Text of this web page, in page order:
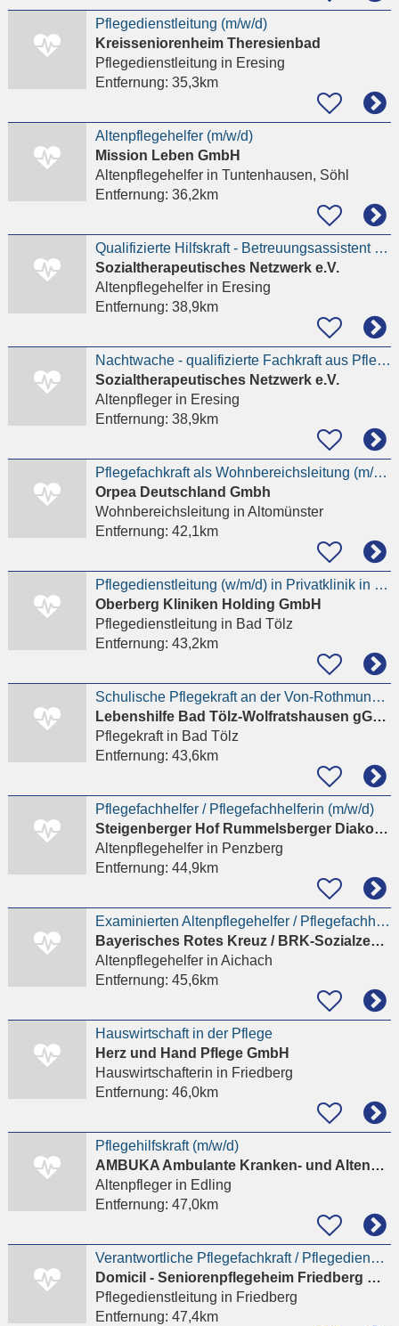
Pflegedienstleitung (m/w/d)
Kreisseniorenheim Theresienbad
Pflegedienstleitung in Eresing
Entfernung: 35,3km
Altenpflegehelfer (m/w/d)
Mission Leben GmbH
Altenpflegehelferin Tuntenhausen, Söhl
Entfernung: 36,2km
Qualifizierte Hilfskraft - Betreuungsassistent - Quereinsteiger (m/w/d) für unser neues Wohnheim
Sozialtherapeutisches Netzwerk e.V.
Altenpflegehelferin Eresing
Entfernung: 38,9km
Nachtwache - qualifizierte Fachkraft aus Pflege oder Pädagogik (m/w/d) für unser neues Wohnheim
Sozialtherapeutisches Netzwerk e.V.
Altenpflegerin Eresing
Entfernung: 38,9km
Pflegefachkraft als Wohnbereichsleitung (m/w/d) Senioren-Zentrum St. Johannes Pfaffenhofen
Orpea Deutschland Gmbh
Wohnbereichsleitung in Altomünster
Entfernung: 42,1km
Pflegedienstleitung (w/m/d) in Privatklinik in naturnaher Lage
Oberberg Kliniken Holding GmbH
Pflegedienstleitung in Bad Tölz
Entfernung: 43,2km
Schulische Pflegekraft an der Von-Rothmund-Schule mit den Partnerklassen ab 14.09.2026 gesucht
Lebenshilfe Bad Tölz-Wolfratshausen gGmbH
Pflegekraftin Bad Tölz
Entfernung: 43,6km
Pflegefachhelfer / Pflegefachhelferin (m/w/d)
Steigenberger Hof Rummelsberger Diakonie
Altenpflegehelferin Penzberg
Entfernung: 44,9km
Examinierten Altenpflegehelfer / Pflegefachhelfer (m/w/d)
Bayerisches Rotes Kreuz / BRK-Sozialzentrum Aichach
Altenpflegehelferin Aichach
Entfernung: 45,6km
Hauswirtschaft in der Pflege
Herz und Hand Pflege GmbH
Hauswirtschafterin in Friedberg
Entfernung: 46,0km
Pflegehilfskraft (m/w/d)
AMBUKA Ambulante Kranken- und Altenpflege
Altenpflegerin Edling
Entfernung: 47,0km
Verantwortliche Pflegefachkraft / Pflegedienstleitung (m/w/d) - Friedberg
Domicil - Seniorenpflegeheim Friedberg GmbH
Pflegedienstleitung in Friedberg
Entfernung: 47,4km